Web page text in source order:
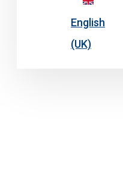
English
(UK)